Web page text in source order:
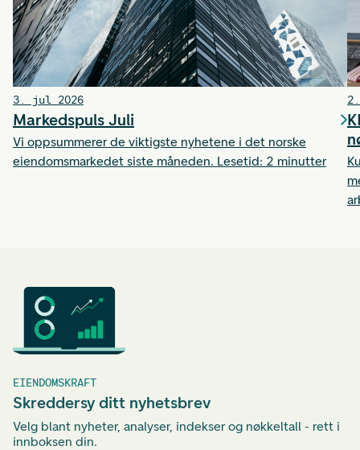
3. jul 2026
Markedspuls Juli
Vi oppsummerer de viktigste nyhetene i det norske
eiendomsmarkedet siste måneden. Lesetid: 2 minutter
EIENDOMSKRAFT
Skreddersy ditt nyhetsbrev
Velg blant nyheter, analyser, indekser og nøkkeltall - rett i
innboksen din.